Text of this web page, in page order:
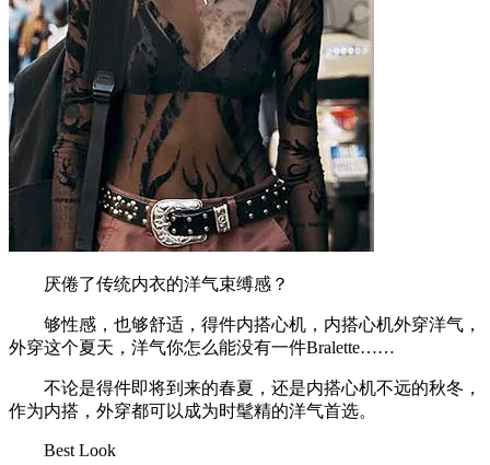
厌倦了传统内衣的洋气束缚感？
够性感，也够舒适，得件内搭心机，内搭心机外穿洋气，
外穿这个夏天，洋气你怎么能没有一件Bralette……
不论是得件即将到来的春夏，还是内搭心机不远的秋冬，
作为内搭，外穿都可以成为时髦精的洋气首选。
Best Look